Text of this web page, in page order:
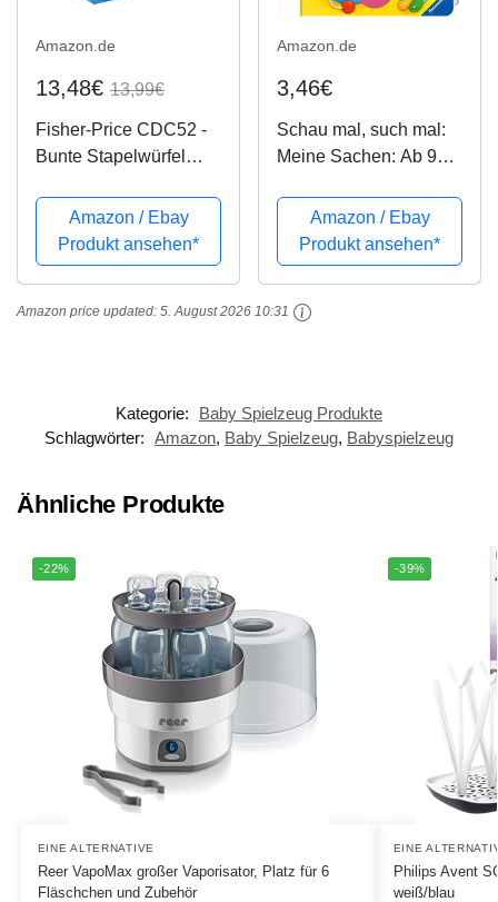
Amazon.de
13,48€ 13,99€
Fisher-Price CDC52 -
Bunte Stapelwürfel
Sortieren und Stapeln,
Spielzeug ab 6
Monaten
Amazon / Ebay
Produkt ansehen*
Amazon.de
3,46€
Schau mal, such mal:
Meine Sachen: Ab 9
Bücher)
Amazon / Ebay
Produkt ansehen*
Amazon price updated: 5. August 2026 10:31
Kategorie:
Baby Spielzeug Produkte
Schlagwörter: Amazon, Baby Spielzeug, Babyspielzeug
Ähnliche Produkte
-22%
EINE ALTERNATIVE
Reer VapoMax großer Vaporisator, Platz für 6
Fläschchen und Zubehör
-39%
EINE
Philips Avent
weiß/blau